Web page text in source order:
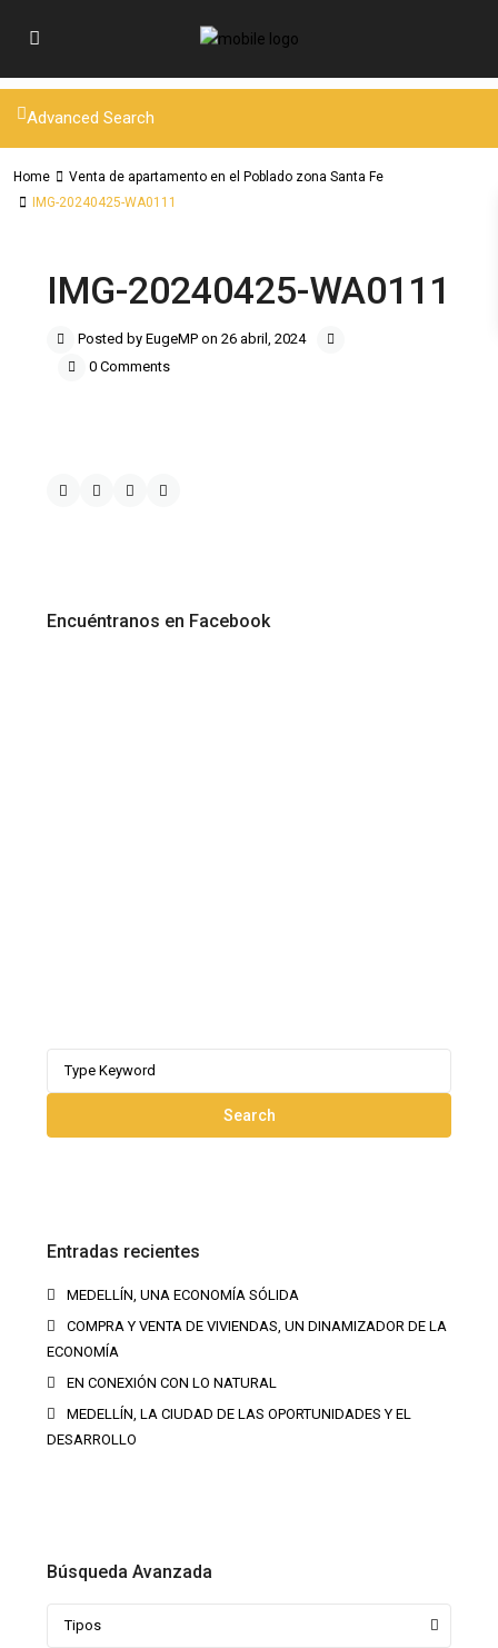
Advanced Search
Home
Venta de apartamento en el Poblado zona Santa Fe
IMG-20240425-WA0111
IMG-20240425-WA0111
Posted by EugeMP on 26 abril, 2024
0 Comments
Encuéntranos en Facebook
Search
Entradas recientes
MEDELLÍN, UNA ECONOMÍA SÓLIDA
COMPRA Y VENTA DE VIVIENDAS, UN DINAMIZADOR DE LA
ECONOMÍA
EN CONEXIÓN CON LO NATURAL
MEDELLÍN, LA CIUDAD DE LAS OPORTUNIDADES Y EL
DESARROLLO
Búsqueda Avanzada
Tipos